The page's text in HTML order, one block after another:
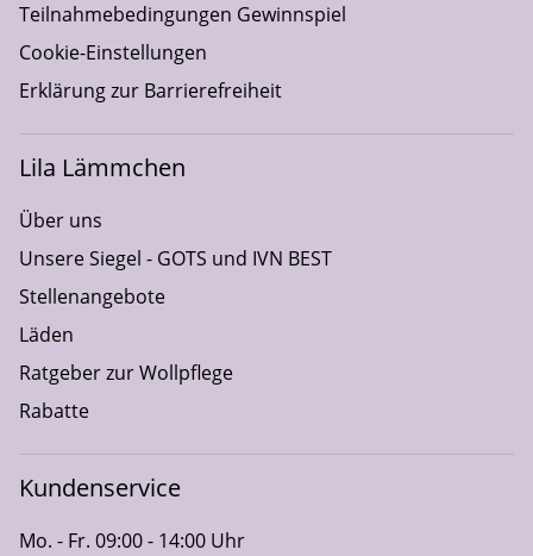
Teilnahmebedingungen Gewinnspiel
Cookie-Einstellungen
Erklärung zur Barrierefreiheit
Lila Lämmchen
Über uns
Unsere Siegel - GOTS und IVN BEST
Stellenangebote
Läden
Ratgeber zur Wollpflege
Rabatte
Kundenservice
Mo. - Fr. 09:00 - 14:00 Uhr